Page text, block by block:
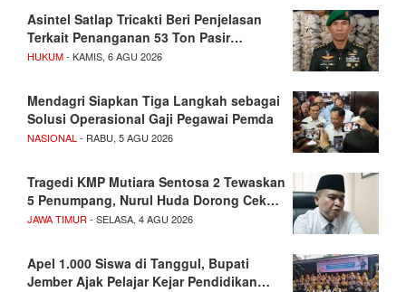
Asintel Satlap Tricakti Beri Penjelasan
Terkait Penanganan 53 Ton Pasir…
HUKUM- KAMIS, 6 AGU 2026
Mendagri Siapkan Tiga Langkah sebagai
Solusi Operasional Gaji Pegawai Pemda
NASIONAL - RABU, 5 AGU 2026
Tragedi KMP Mutiara Sentosa 2 Tewaskan
5 Penumpang, Nurul Huda Dorong Cek…
JAWA TIMUR - SELASA, 4 AGU 2026
Apel 1.000 Siswa di Tanggul, Bupati
Jember Ajak Pelajar Kejar Pendidikan…